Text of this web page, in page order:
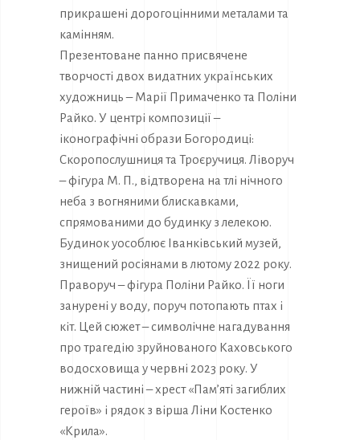
прикрашені дорогоцінними металами та
камінням.
Презентоване панно присвячене
творчості двох видатних українських
художниць – Марії Примаченко та Поліни
Райко. У центрі композиції –
іконографічні образи Богородиці:
Скоропослушниця та Троєручиця. Ліворуч
– фігура М. П., відтворена на тлі нічного
неба з вогняними блискавками,
спрямованими до будинку з лелекою.
Будинок уособлює Іванківський музей,
знищений росіянами в лютому 2022 року.
Праворуч – фігура Поліни Райко. Її ноги
занурені у воду, поруч потопають птах і
кіт. Цей сюжет – символічне нагадування
про трагедію зруйнованого Каховського
водосховища у червні 2023 року. У
нижній частині – хрест «Пам’яті загиблих
героїв» і рядок з вірша Ліни Костенко
«Крила».